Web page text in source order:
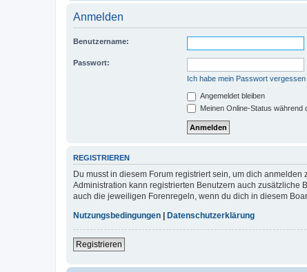
Anmelden
Benutzername:
Passwort:
Ich habe mein Passwort vergessen
Angemeldet bleiben
Meinen Online-Status während
REGISTRIEREN
Du musst in diesem Forum registriert sein, um dich
Administration kann registrierten Benutzern auch
auch die jeweiligen Forenregeln, wenn du dich in diesem
Nutzungsbedingungen | Datenschutzerklärung
Registrieren